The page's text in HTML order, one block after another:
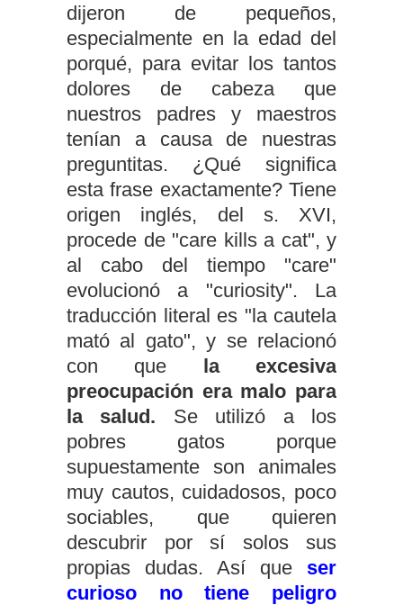
dijeron de pequeños,
especialmente en la edad del
porqué, para evitar los tantos
dolores de cabeza que
nuestros padres y maestros
tenían a causa de nuestras
preguntitas. ¿Qué significa
esta frase exactamente? Tiene
origen inglés, del s. XVI,
procede de "care kills a cat", y
al cabo del tiempo "care"
evolucionó a "curiosity". La
traducción literal es "la cautela
mató al gato", y se relacionó
con que la excesiva
preocupación era malo para
la salud. Se utilizó a los
pobres gatos porque
supuestamente son animales
muy cautos, cuidadosos, poco
sociables, que quieren
descubrir por sí solos sus
propias dudas. Así que ser
curioso no tiene peligro